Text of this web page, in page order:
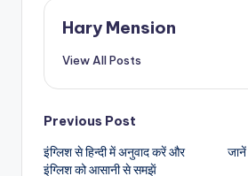
Hary Mension
View All Posts
Post
navigation
Previous Post
इंग्लिश से हिन्दी में अनुवाद करें और
इंग्लिश को आसानी से समझें